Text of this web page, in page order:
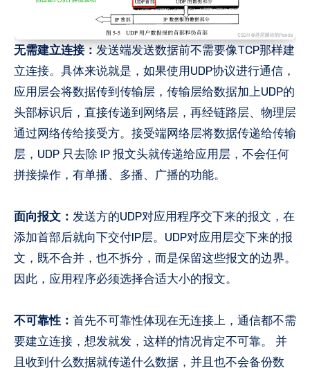
无需建立连接： 发送端发送数据前不需要像TCP那样建
立连接。具体来说就是，如果使用UDP协议进行通信，
应用层会将数据传到传输层，传输层给数据加上UDP的
头部标识后，直接传递到网络层，再经链路层、物理层
通过网络传给接受方。接受端网络层将数据传递给传输
层，UDP 只去除 IP 报文头就传递给应用层，不会任何
拼接操作，有单播、多播、广播的功能。
面向报文： 发送方的UDP对应用程序交下来的报文，在
添加首部后就向下交付IP层。UDP对应用层交下来的报
文，既不合并，也不拆分，而是保留这些报文的边界。
因此，应用程序必须选择合适大小的报文。
不可靠性： 首先不可靠性体现在无连接上，通信都不需
要建立连接，想发就发，这样的情况肯定不可靠。 并
且收到什么数据就传递什么数据，并且也不会备份数